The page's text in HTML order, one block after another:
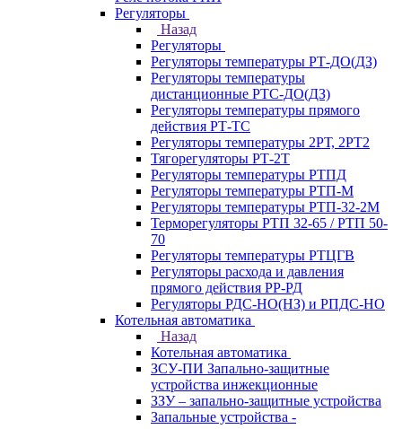
Регуляторы
Назад
Регуляторы
Регуляторы температуры РТ-ДО(ДЗ)
Регуляторы температуры
дистанционные РТС-ДО(ДЗ)
Регуляторы температуры прямого
действия РТ-ТС
Регуляторы температуры 2РТ, 2РT2
Тягорегуляторы РТ-2Т
Регуляторы температуры РТПД
Регуляторы температуры РТП-M
Регуляторы температуры РТП-32-2М
Терморегуляторы РТП 32-65 / РТП 50-
70
Регуляторы температуры РТЦГВ
Регуляторы расхода и давления
прямого действия РР-РД
Регуляторы РДС-НО(НЗ) и РПДС-НО
Котельная автоматика
Назад
Котельная автоматика
ЗСУ-ПИ Запально-защитные
устройства инжекционные
ЗЗУ – запально-защитные устройства
Запальные устройства -